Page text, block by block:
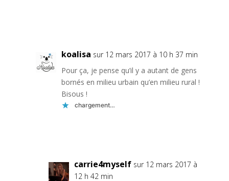
koalisa sur 12 mars 2017 à 10 h 37 min
Pour ça, je pense qu’il y a autant de gens
bornés en milieu urbain qu’en milieu rural !
Bisous !
chargement…
carrie4myself sur 12 mars 2017 à
12 h 42 min